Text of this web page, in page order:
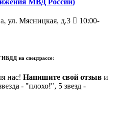
ул. Мясницкая, д.3
10:00-
на спецтрассе:
нас! Напишите свой отзыв и
- "плохо!", 5 звезд -